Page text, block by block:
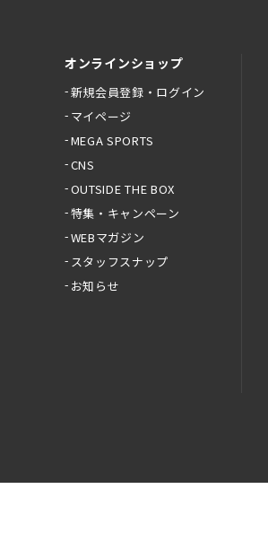
オンラインショップ
新規会員登録・ログイン
マイページ
MEGA SPORTS
CNS
OUTSIDE THE BOX
特集・キャンペーン
WEBマガジン
スタッフスナップ
お知らせ